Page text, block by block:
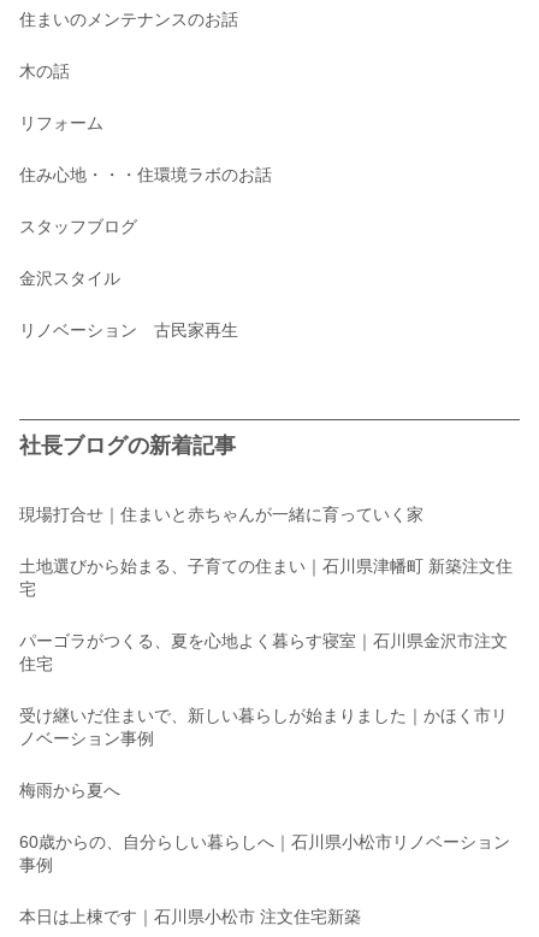
住まいのメンテナンスのお話
木の話
リフォーム
住み心地・・・住環境ラボのお話
スタッフブログ
金沢スタイル
リノベーション 古民家再生
社長ブログの新着記事
現場打合せ｜住まいと赤ちゃんが一緒に育っていく家
土地選びから始まる、子育ての住まい｜石川県津幡町 新築注文住
宅
パーゴラがつくる、夏を心地よく暮らす寝室｜石川県金沢市注文
住宅
受け継いだ住まいで、新しい暮らしが始まりました｜かほく市リ
ノベーション事例
梅雨から夏へ
60歳からの、自分らしい暮らしへ｜石川県小松市リノベーション
事例
本日は上棟です｜石川県小松市 注文住宅新築